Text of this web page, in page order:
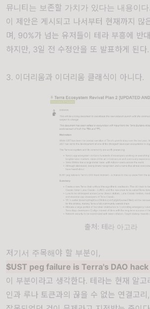
뮤니티는 보존할 가치가 있다는 내용이다.
이 제안은 게시되고 나서부터 현재까지 많
며, 90%가 넘는 유저들이 테라 부흥에 반
하지만, 3일 전 수정안을 또 발표하게 된다.
3. 이더리움과 이더리움 클래식이 아니다.
출처: 테라 아고라
저기서 주목해야 할 부분이,
$UST peg failure is Terra's DAO
이 부분이라고 생각한다. 테라는 현재 알고
인과 루나 토큰과의 끊을 수 없는 연결고